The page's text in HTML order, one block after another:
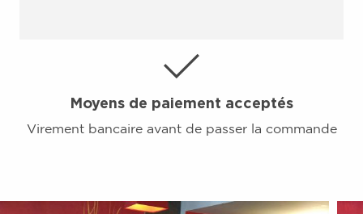
Moyens de paiement acceptés
Virement bancaire avant de passer la commande